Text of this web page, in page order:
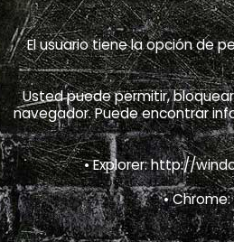
El usuario tiene la opción de
Usted puede permitir,
navegador. Puede encontrar
• Explorer: http://
•